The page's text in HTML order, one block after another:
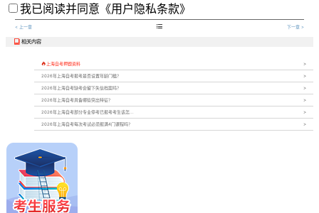
我已阅读并同意 《用户隐私条款》
< 上一章  下一章 >
 相关内容
 上海自考押题资料
2026年上海自考报考是否设置年龄门槛？
2026年上海自考缺考会留下失信档案吗？
2026年上海自考具备哪些突出特征？
2026年上海自考部分专业停考已报考考生该怎...
2026年上海自考每次考试必须报满4门课程吗？